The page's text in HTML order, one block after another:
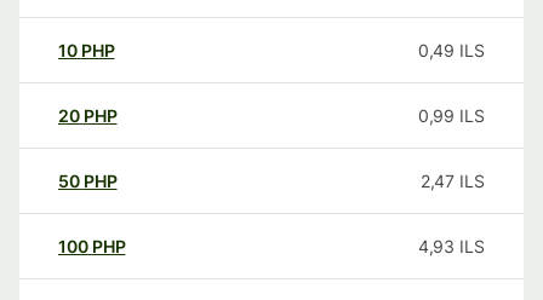
10 PHP 0,49 ILS
20 PHP 0,99 ILS
50 PHP 2,47 ILS
100 PHP 4,93 ILS